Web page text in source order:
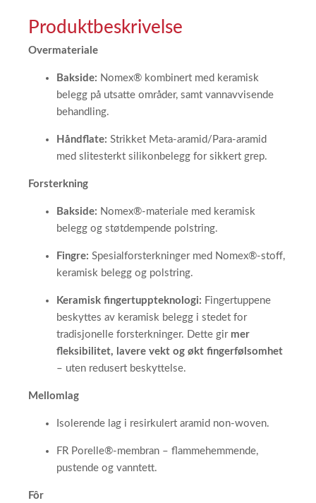
Produktbeskrivelse
Overmateriale
Bakside: Nomex® kombinert med keramisk
belegg på utsatte områder, samt vannavvisende
behandling.
Håndflate: Strikket Meta-aramid/Para-aramid
med slitesterkt silikonbelegg for sikkert grep.
Forsterkning
Bakside: Nomex®-materiale med keramisk
belegg og støtdempende polstring.
Fingre: Spesialforsterkninger med Nomex®-stoff,
keramisk belegg og polstring.
Keramisk fingertuppteknologi: Fingertuppene
beskyttes av keramisk belegg i stedet for
tradisjonelle forsterkninger. Dette gir mer
fleksibilitet, lavere vekt og økt fingerfølsomhet
– uten redusert beskyttelse.
Mellomlag
Isolerende lag i resirkulert aramid non-woven.
FR Porelle®-membran – flammehemmende,
pustende og vanntett.
Fôr